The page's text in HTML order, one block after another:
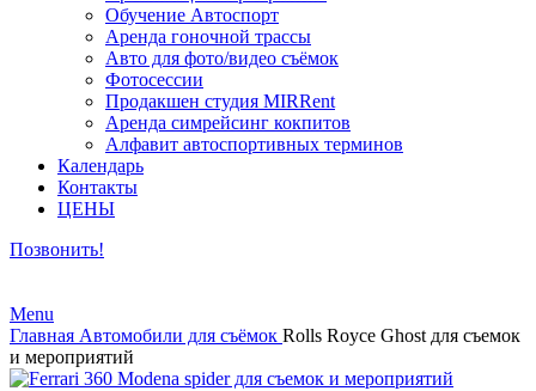
Обучение Автоспорт
Аренда гоночной трассы
Авто для фото/видео съёмок
Фотосессии
Продакшен студия MIRRent
Аренда симрейсинг кокпитов
Алфавит автоспортивных терминов
Календарь
Контакты
ЦЕНЫ
Позвонить!
Menu
Главная Автомобили для съёмок Rolls Royce Ghost для съемок
и мероприятий